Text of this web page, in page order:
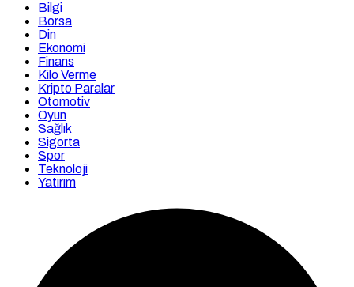
Bilgi
Borsa
Din
Ekonomi
Finans
Kilo Verme
Kripto Paralar
Otomotiv
Oyun
Sağlık
Sigorta
Spor
Teknoloji
Yatırım